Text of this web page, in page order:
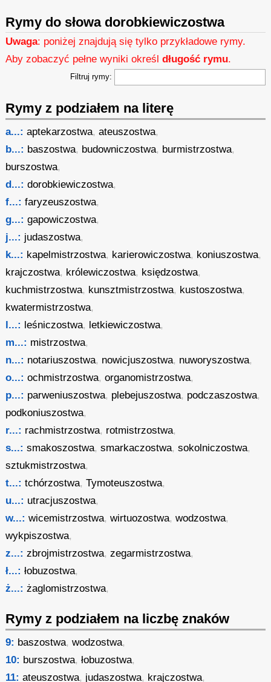
Rymy do słowa dorobkiewiczostwa
Uwaga: poniżej znajdują się tylko przykładowe rymy.
Aby zobaczyć pełne wyniki określdługość rymu.
Filtruj rymy:
Rymy z podziałem na literę
a...: aptekarzostwa,ateuszostwa,
b...: baszostwa, budowniczostwa, burmistrzostwa,
burszostwa,
d...: dorobkiewiczostwa,
f...: faryzeuszostwa,
g...: gapowiczostwa,
j...: judaszostwa,
k...: kapelmistrzostwa, karierowiczostwa, koniuszostwa,
krajczostwa, królewiczostwa, księdzostwa,
kuchmistrzostwa, kunsztmistrzostwa, kustoszostwa,
kwatermistrzostwa,
l...: leśniczostwa, letkiewiczostwa,
m...: mistrzostwa,
n...: notariuszostwa, nowicjuszostwa, nuworyszostwa,
o...: ochmistrzostwa,organomistrzostwa,
p...: parweniuszostwa, plebejuszostwa, podczaszostwa,
podkoniuszostwa,
r...: rachmistrzostwa, rotmistrzostwa,
s...: smakoszostwa,smarkaczostwa,sokolniczostwa,
sztukmistrzostwa,
t...: tchórzostwa,Tymoteuszostwa,
u...: utracjuszostwa,
w...: wicemistrzostwa,wirtuozostwa,wodzostwa,
wykpiszostwa,
z...: zbrojmistrzostwa,zegarmistrzostwa,
ł...: łobuzostwa,
ż...: żaglomistrzostwa,
Rymy z podziałem na liczbę znaków
9: baszostwa,wodzostwa,
10: burszostwa,łobuzostwa,
11: ateuszostwa, judaszostwa, krajczostwa,